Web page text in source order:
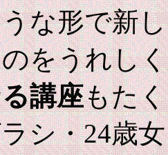
な形で新
をうれし
講座もた
シ・24歳